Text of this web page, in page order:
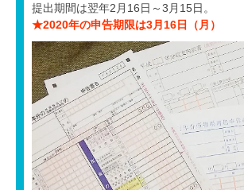
提出期間は翌年2月16日～3月15日。
★2020年の申告期限は3月16日（月）